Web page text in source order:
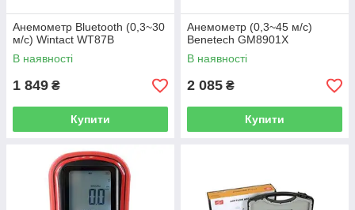
Анемометр Bluetooth (0,3~30
м/с) Wintact WT87B
В наявності
1 849 ₴
Купити
Анемометр (0,3~45 м/с)
Benetech GM8901X
В наявності
2 085 ₴
Купити